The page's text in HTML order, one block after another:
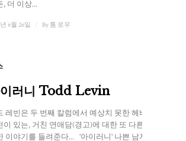
, 더 이상...
6월 26일 By 톰 로우
러니 Todd Levin
레빈은 두 번째 칼럼에서 예상치 못한 헤비메탈
이 있는, 거친 연애담(경고)에 대한 또 다른 술에
이야기를 들려준다... '아이러니' 나쁜 남자, 좋